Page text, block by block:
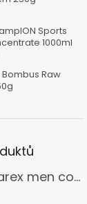
Sports
1000ml
Raw
Amarex 3x Amarex men complex 120 kapslí
je 5 z 5 hvězdiček.